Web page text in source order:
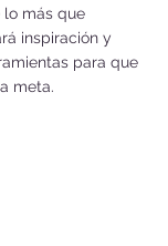
lo más que
inspiración y
para que
meta.